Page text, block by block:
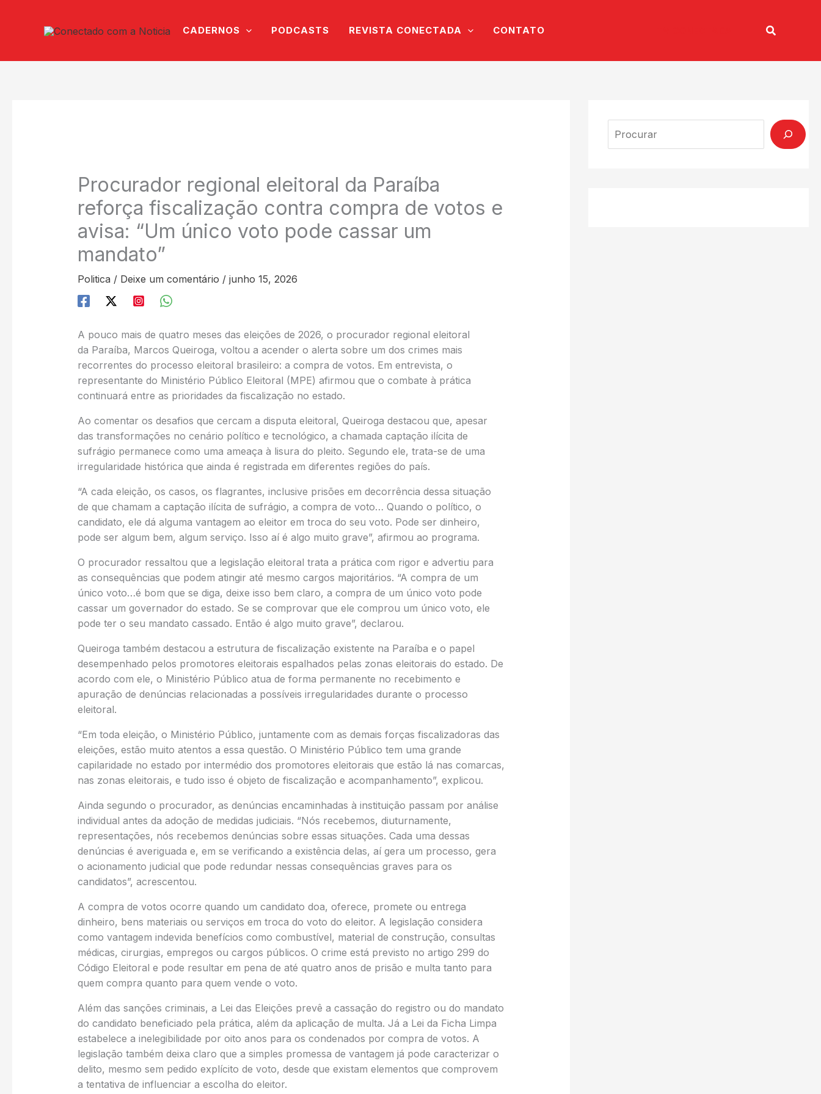
CADERNOS PODCASTS REVISTA CONECTADA CONTATO Pesquisar
Procurador regional eleitoral da Paraíba
reforça fiscalização contra compra de votos e
avisa: “Um único voto pode cassar um
mandato”
Politica / Deixe um comentário / junho 15, 2026
A pouco mais de quatro meses das eleições de 2026, o procurador regional eleitoral
da Paraíba, Marcos Queiroga, voltou a acender o alerta sobre um dos crimes mais
recorrentes do processo eleitoral brasileiro: a compra de votos. Em entrevista, o
representante do Ministério Público Eleitoral (MPE) afirmou que o combate à prática
continuará entre as prioridades da fiscalização no estado.
Ao comentar os desafios que cercam a disputa eleitoral, Queiroga destacou que, apesar
das transformações no cenário político e tecnológico, a chamada captação ilícita de
sufrágio permanece como uma ameaça à lisura do pleito. Segundo ele, trata-se de uma
irregularidade histórica que ainda é registrada em diferentes regiões do país.
“A cada eleição, os casos, os flagrantes, inclusive prisões em decorrência dessa situação
de que chamam a captação ilícita de sufrágio, a compra de voto… Quando o político, o
candidato, ele dá alguma vantagem ao eleitor em troca do seu voto. Pode ser dinheiro,
pode ser algum bem, algum serviço. Isso aí é algo muito grave”, afirmou ao programa.
O procurador ressaltou que a legislação eleitoral trata a prática com rigor e advertiu para
as consequências que podem atingir até mesmo cargos majoritários. “A compra de um
único voto…é bom que se diga, deixe isso bem claro, a compra de um único voto pode
cassar um governador do estado. Se se comprovar que ele comprou um único voto, ele
pode ter o seu mandato cassado. Então é algo muito grave”, declarou.
Queiroga também destacou a estrutura de fiscalização existente na Paraíba e o papel
desempenhado pelos promotores eleitorais espalhados pelas zonas eleitorais do estado. De
acordo com ele, o Ministério Público atua de forma permanente no recebimento e
apuração de denúncias relacionadas a possíveis irregularidades durante o processo
eleitoral.
“Em toda eleição, o Ministério Público, juntamente com as demais forças fiscalizadoras das
eleições, estão muito atentos a essa questão. O Ministério Público tem uma grande
capilaridade no estado por intermédio dos promotores eleitorais que estão lá nas comarcas,
nas zonas eleitorais, e tudo isso é objeto de fiscalização e acompanhamento”, explicou.
Ainda segundo o procurador, as denúncias encaminhadas à instituição passam por análise
individual antes da adoção de medidas judiciais. “Nós recebemos, diuturnamente,
representações, nós recebemos denúncias sobre essas situações. Cada uma dessas
denúncias é averiguada e, em se verificando a existência delas, aí gera um processo, gera
o acionamento judicial que pode redundar nessas consequências graves para os
candidatos”, acrescentou.
A compra de votos ocorre quando um candidato doa, oferece, promete ou entrega
dinheiro, bens materiais ou serviços em troca do voto do eleitor. A legislação considera
como vantagem indevida benefícios como combustível, material de construção, consultas
médicas, cirurgias, empregos ou cargos públicos. O crime está previsto no artigo 299 do
Código Eleitoral e pode resultar em pena de até quatro anos de prisão e multa tanto para
quem compra quanto para quem vende o voto.
Além das sanções criminais, a Lei das Eleições prevê a cassação do registro ou do mandato
do candidato beneficiado pela prática, além da aplicação de multa. Já a Lei da Ficha Limpa
estabelece a inelegibilidade por oito anos para os condenados por compra de votos. A
legislação também deixa claro que a simples promessa de vantagem já pode caracterizar o
delito, mesmo sem pedido explícito de voto, desde que existam elementos que comprovem
a tentativa de influenciar a escolha do eleitor.
Search